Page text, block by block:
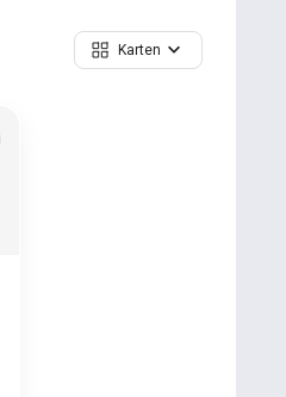
Karten